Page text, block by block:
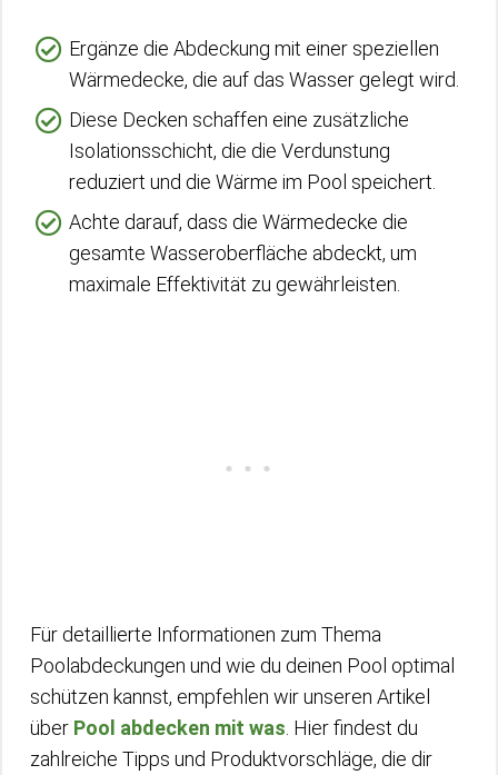
Ergänze die Abdeckung mit einer speziellen
Wärmedecke, die auf das Wasser gelegt wird.
Diese Decken schaffen eine zusätzliche
Isolationsschicht, die die Verdunstung
reduziert und die Wärme im Pool speichert.
Achte darauf, dass die Wärmedecke die
gesamte Wasseroberfläche abdeckt, um
maximale Effektivität zu gewährleisten.
Für detaillierte Informationen zum Thema
Poolabdeckungen und wie du deinen Pool optimal
schützen kannst, empfehlen wir unseren Artikel
über Pool abdecken mit was . Hier findest du
zahlreiche Tipps und Produktvorschläge, die dir